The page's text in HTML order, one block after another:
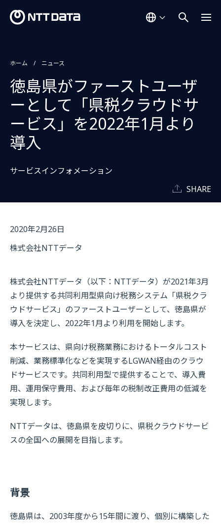
ホーム ニュース
徳島県がファーストユーザ
ーとして「県税クラウドサ
ービス」を2022年1月より
導入
サービスインフォメーション
SHARE
2020年2月26日
株式会社NTTデータ
株式会社NTTデータ（以下：NTTデータ）が2021年3月
より提供する共同利用型県向け税務システム「県税クラ
ウドサービス」のファーストユーザーとして、徳島県が
導入を決定し、2022年1月より利用を開始します。
本サービスは、県向け税務業務におけるトータルコスト
削減、業務標準化などを実現するLGWAN経由のクラウ
ドサービスです。共同利用型で提供することで、導入費
用、運用保守費用、および毎年の税制改正費用の低減を
実現します。
NTTデータは、徳島県を皮切りに、県税クラウドサービ
スの全国への展開を目指します。
背景
徳島県は、2003年度から15年間に渡り、個別に構築した